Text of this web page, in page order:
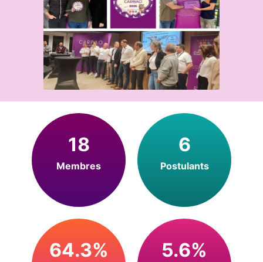
18
Membres
6
Postulants
64.3% 5.6%